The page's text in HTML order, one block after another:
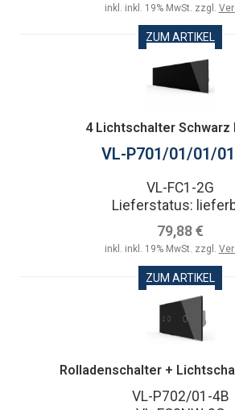
inkl. inkl. 19% MwSt. zzgl.
ZUM ARTIKEL
4 Lichtschalter Schwarz
VL-P701/01/01/
VL-FC1-2G
Lieferstatus:
79,88 €
inkl. inkl. 19% MwSt. zzgl.
ZUM ARTIKEL
Rolladenschalter +
VL-P702/01-4B